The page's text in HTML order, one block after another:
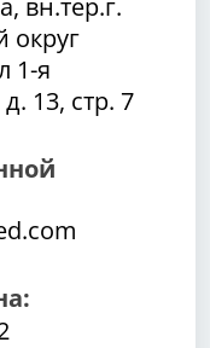
вн.тер.г.
округ
1-я
13, стр. 7